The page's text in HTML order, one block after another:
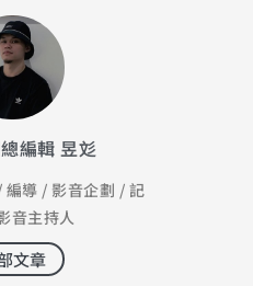
編輯 昱彣
編導 / 影音企劃 / 記
音主持人
文章